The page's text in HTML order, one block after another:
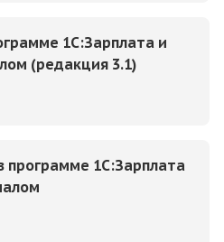
1С:Зарплата и
(редакция 3.1)
программе 1С:Зарплата